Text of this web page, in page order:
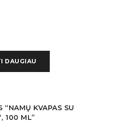
DAUGIAU
“NAMŲ KVAPAS SU
100 ML”